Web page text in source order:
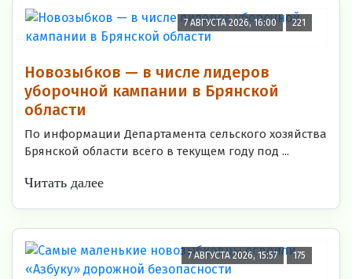
7 АВГУСТА 2026, 16:00 221
Новозыбков — в числе лидеров
уборочной кампании в Брянской
области
По информации Департамента сельского хозяйства
Брянской области всего в текущем году под ...
Читать далее
7 АВГУСТА 2026, 15:57 175